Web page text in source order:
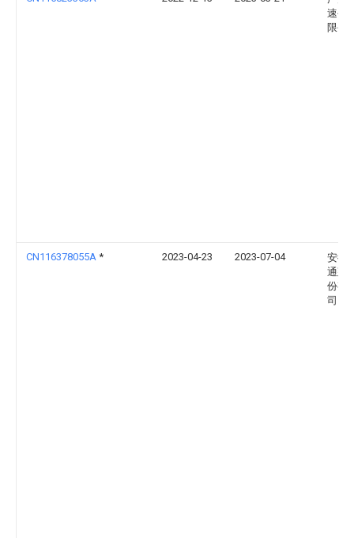
速公
限公
CN116378055A * 2023-04-23 2023-07-04
安徽
通建
份有
司